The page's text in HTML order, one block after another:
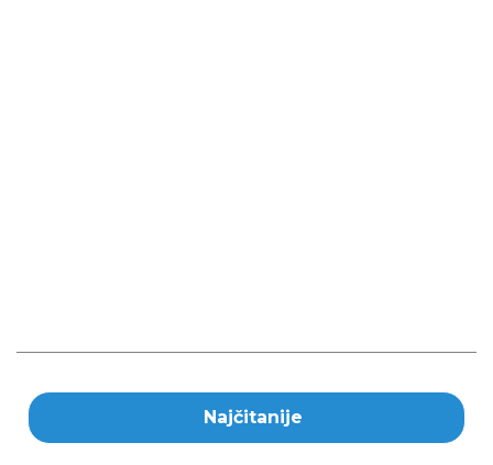
Najčitanije